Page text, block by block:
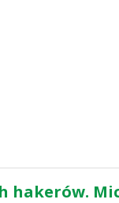
hakerów.